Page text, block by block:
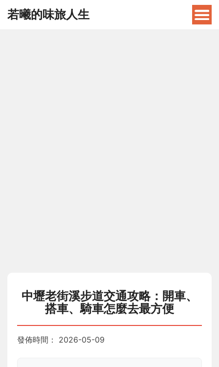
若曦的味旅人生
中壢老街溪步道交通攻略：開車、
搭車、騎車怎麼去最方便
發佈時間： 2026-05-09